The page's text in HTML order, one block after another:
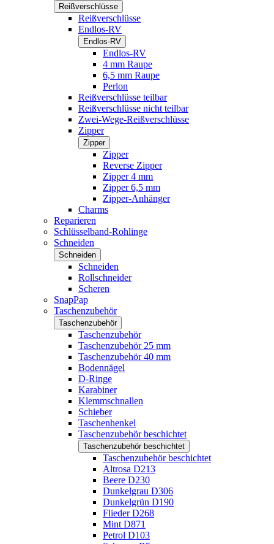
Reißverschlüsse
Reißverschlüsse
Endlos-RV
Endlos-RV
Endlos-RV
4 mm Raupe
6,5 mm Raupe
Perlon
Reißverschlüsse teilbar
Reißverschlüsse nicht teilbar
Zwei-Wege-Reißverschlüsse
Zipper
Zipper
Zipper
Reverse Zipper
Zipper 4 mm
Zipper 6,5 mm
Zipper-Anhänger
Charms
Reparieren
Schlüsselband-Rohlinge
Schneiden
Schneiden
Schneiden
Rollschneider
Scheren
SnapPap
Taschenzubehör
Taschenzubehör
Taschenzubehör
Taschenzubehör 25 mm
Taschenzubehör 40 mm
Bodennägel
D-Ringe
Karabiner
Klemmschnallen
Schieber
Taschenhenkel
Taschenzubehör beschichtet
Taschenzubehör beschichtet
Taschenzubehör beschichtet
Altrosa D213
Beere D230
Dunkelgrau D306
Dunkelgrün D190
Flieder D268
Mint D871
Petrol D103